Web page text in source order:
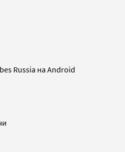
Russia на Android